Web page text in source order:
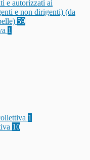
e autorizzati ai
e non dirigenti) (da
59
1
1
10